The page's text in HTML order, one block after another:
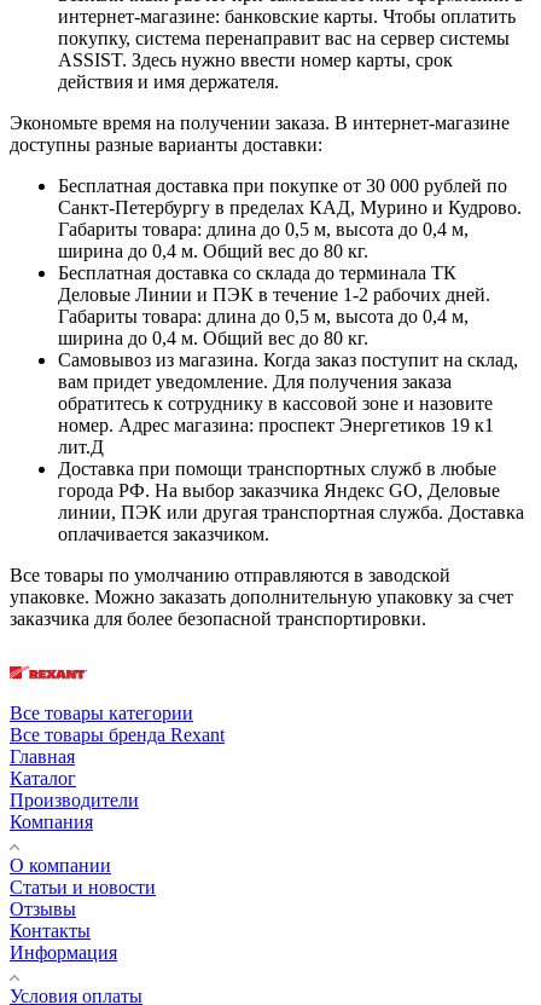
интернет-магазине: банковские карты. Чтобы оплатить
покупку, система перенаправит вас на сервер системы
ASSIST. Здесь нужно ввести номер карты, срок
действия и имя держателя.
Экономьте время на получении заказа. В интернет-магазине
доступны разные варианты доставки:
Бесплатная доставка при покупке от 30 000 рублей по
Санкт-Петербургу в пределах КАД, Мурино и Кудрово.
Габариты товара: длина до 0,5 м, высота до 0,4 м,
ширина до 0,4 м. Общий вес до 80 кг.
Бесплатная доставка со склада до терминала ТК
Деловые Линии и ПЭК в течение 1-2 рабочих дней.
Габариты товара: длина до 0,5 м, высота до 0,4 м,
ширина до 0,4 м. Общий вес до 80 кг.
Самовывоз из магазина. Когда заказ поступит на склад,
вам придет уведомление. Для получения заказа
обратитесь к сотруднику в кассовой зоне и назовите
номер. Адрес магазина: проспект Энергетиков 19 к1
лит.Д
Доставка при помощи транспортных служб в любые
города РФ. На выбор заказчика Яндекс GO, Деловые
линии, ПЭК или другая транспортная служба. Доставка
оплачивается заказчиком.
Все товары по умолчанию отправляются в заводской
упаковке. Можно заказать дополнительную упаковку за счет
заказчика для более безопасной транспортировки.
Все товары категории
Все товары бренда Rexant
Главная
Каталог
Производители
Компания
О компании
Статьи и новости
Отзывы
Контакты
Информация
Условия оплаты